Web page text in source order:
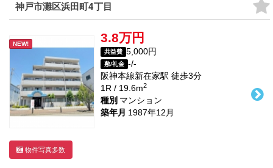
神戸市灘区浜田町4丁目
NEW!
物件写真多数
3.8万円
共益費 5,000円
敷/礼金 -/-
阪神本線新在家駅 徒歩3分
1R / 19.6m2
種別 マンション
築年月 1987年12月